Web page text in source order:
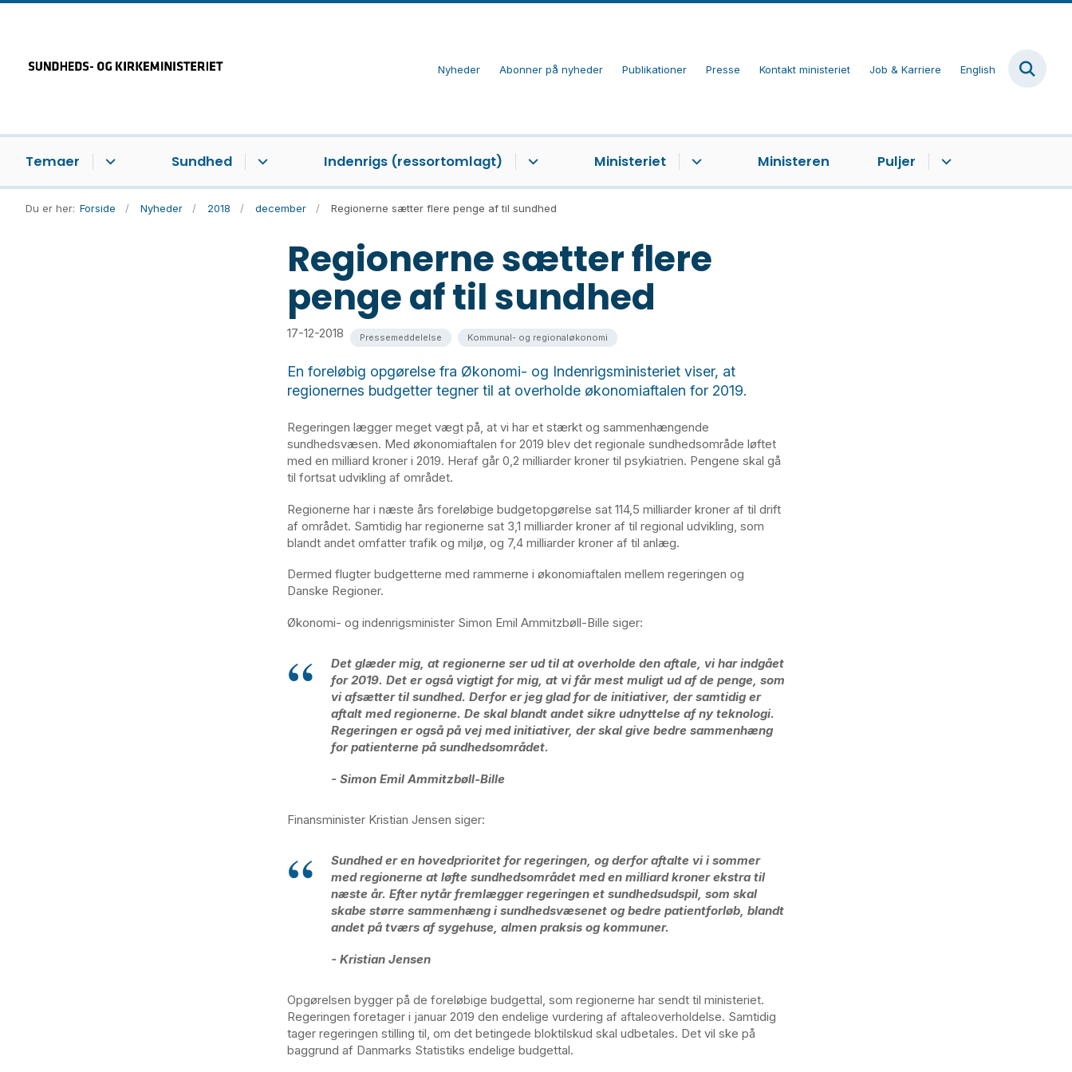
Nyheder Abonner på nyheder Publikationer Presse Kontakt ministeriet Job & Karriere English
Temaer Sundhed Indenrigs (ressortomlagt) Ministeriet Ministeren Puljer
Du er her: Forside Nyheder 2018 december Regionerne sætter flere penge af til sundhed
Regionerne sætter flere
penge af til sundhed
17-12-2018 Pressemeddelelse Kommunal- og regionaløkonomi
En foreløbig opgørelse fra Økonomi- og Indenrigsministeriet viser, at
regionernes budgetter tegner til at overholde økonomiaftalen for 2019.
Regeringen lægger meget vægt på, at vi har et stærkt og sammenhængende
sundhedsvæsen. Med økonomiaftalen for 2019 blev det regionale sundhedsområde løftet
med en milliard kroner i 2019. Heraf går 0,2 milliarder kroner til psykiatrien. Pengene skal gå
til fortsat udvikling af området.
Regionerne har i næste års foreløbige budgetopgørelse sat 114,5 milliarder kroner af til drift
af området. Samtidig har regionerne sat 3,1 milliarder kroner af til regional udvikling, som
blandt andet omfatter trafik og miljø, og 7,4 milliarder kroner af til anlæg.
Dermed flugter budgetterne med rammerne i økonomiaftalen mellem regeringen og
Danske Regioner.
Økonomi- og indenrigsminister Simon Emil Ammitzbøll-Bille siger:
Det glæder mig, at regionerne ser ud til at overholde den aftale, vi har indgået
for 2019. Det er også vigtigt for mig, at vi får mest muligt ud af de penge, som
vi afsætter til sundhed. Derfor er jeg glad for de initiativer, der samtidig er
aftalt med regionerne. De skal blandt andet sikre udnyttelse af ny teknologi.
Regeringen er også på vej med initiativer, der skal give bedre sammenhæng
for patienterne på sundhedsområdet.
- Simon Emil Ammitzbøll-Bille
Finansminister Kristian Jensen siger:
Sundhed er en hovedprioritet for regeringen, og derfor aftalte vi i sommer
med regionerne at løfte sundhedsområdet med en milliard kroner ekstra til
næste år. Efter nytår fremlægger regeringen et sundhedsudspil, som skal
skabe større sammenhæng i sundhedsvæsenet og bedre patientforløb, blandt
andet på tværs af sygehuse, almen praksis og kommuner.
- Kristian Jensen
Opgørelsen bygger på de foreløbige budgettal, som regionerne har sendt til ministeriet.
Regeringen foretager i januar 2019 den endelige vurdering af aftaleoverholdelse. Samtidig
tager regeringen stilling til, om det betingede bloktilskud skal udbetales. Det vil ske på
baggrund af Danmarks Statistiks endelige budgettal.